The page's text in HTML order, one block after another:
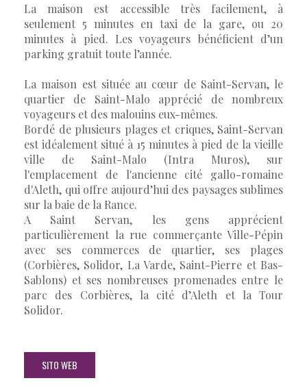
La maison est accessible très facilement, à
seulement 5 minutes en taxi de la gare, ou 20
minutes à pied. Les voyageurs bénéficient d’un
parking gratuit toute l’année.
La maison est située au cœur de Saint-Servan, le
quartier de Saint-Malo apprécié de nombreux
voyageurs et des malouins eux-mêmes.
Bordé de plusieurs plages et criques, Saint-Servan
est idéalement situé à 15 minutes à pied de la vieille
ville de Saint-Malo (Intra Muros), sur
l'emplacement de l'ancienne cité gallo-romaine
d'Aleth, qui offre aujourd’hui des paysages sublimes
sur la baie de la Rance.
A Saint Servan, les gens apprécient
particulièrement la rue commerçante Ville-Pépin
avec ses commerces de quartier, ses plages
(Corbières, Solidor, La Varde, Saint-Pierre et Bas-
Sablons) et ses nombreuses promenades entre le
parc des Corbières, la cité d’Aleth et la Tour
Solidor.
SITO WEB